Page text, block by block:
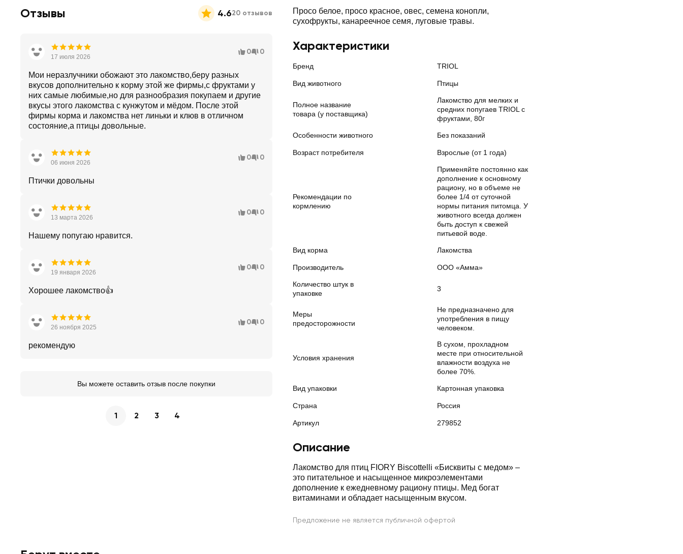
Просо белое, просо красное, овес, семена конопли,
сухофрукты, канареечное семя, луговые травы.
Характеристики
Бренд TRIOL
Вид животного Птицы
Полное название
товара (у поставщика)
Лакомство для мелких и
средних попугаев TRIOL с
фруктами, 80г
Особенности животного Без показаний
Возраст потребителя Взрослые (от 1 года)
Рекомендации по
кормлению
Применяйте постоянно как
дополнение к основному
рациону, но в объеме не
более 1/4 от суточной
нормы питания питомца. У
животного всегда должен
быть доступ к свежей
питьевой воде.
Вид корма Лакомства
Производитель ООО «Амма»
Количество штук в
упаковке
3
Меры
предосторожности
Не предназначено для
употребления в пищу
человеком.
Условия хранения
В сухом, прохладном
месте при относительной
влажности воздуха не
более 70%.
Вид упаковки Картонная упаковка
Страна Россия
Артикул 279852
Описание
Лакомство для птиц FIORY Biscottelli «Бисквиты с медом» –
это питательное и насыщенное микроэлементами
дополнение к ежедневному рациону птицы. Мед богат
витаминами и обладает насыщенным вкусом.
Предложение не является публичной офертой
Отзывы 4.620 отзывов
17 июля 2026
0 0
Мои неразлучники обожают это лакомство,беру разных
вкусов дополнительно к корму этой же фирмы,с фруктами у
них самые любимые,но для разнообразия покупаем и другие
вкусы этого лакомства с кунжутом и мёдом. После этой
фирмы корма и лакомства нет линьки и клюв в отличном
состояние,а птицы довольные.
06 июня 2026
0 0
Птички довольны
13 марта 2026
0 0
Нашему попугаю нравится.
19 января 2026
0 0
Хорошее лакомство👍
26 ноября 2025
0 0
рекомендую
Вы можете оставить отзыв после покупки
1 2 3 4